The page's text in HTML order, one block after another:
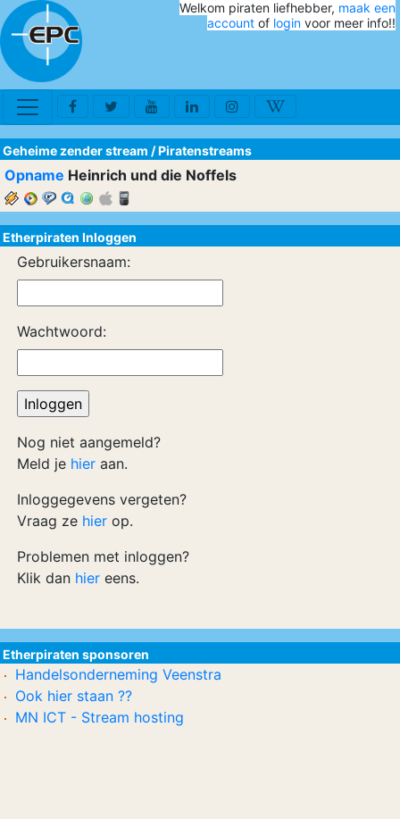
Welkom piraten liefhebber, maak een
account of login voor meer info!!
Geheime zender stream /Piratenstreams
Opname Heinrich und die Noffels
Etherpiraten Inloggen
Gebruikersnaam:
Wachtwoord:
Nog niet aangemeld?
Meld je hier aan.
Inloggegevens vergeten?
Vraag ze hier op.
Problemen met inloggen?
Klik dan hier eens.
Etherpiraten sponsoren
Handelsonderneming Veenstra
Ook hier staan ??
MN ICT - Stream hosting